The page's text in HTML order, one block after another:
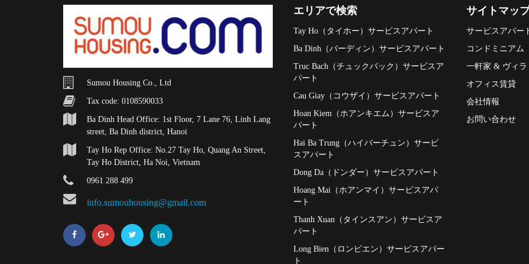
Sumou Housing Co., Ltd
Tax code: 0108590033
Ba Dinh Head Office: 1st Floor, 7 Lane 76, Linh Lang
street, Ba Dinh district, Hanoi
Tay Ho Rep Office: No.27 Tay Ho, Quang An Street,
Tay Ho District, Ha Noi, Vietnam
0961 288 499
info.sumouhousing@gmail.com
エリアで検索
Tay Ho（タイホー）サービスアパート
Ba Dinh（バーディン）サービスアパート
Truc Bach（チュックバック）サービスア
パート
Cau Giay（コウザイ）サービスアパート
Hoan Kiem（ホアンキエム）サービスア
パート
Hai Ba Trung（ハイバーチュン）サービ
スアパート
Dong Da（ドンダー）サービスアパート
Hoang Mai（ホアンマイ）サービスアパ
ート
Thanh Xuan（タインスアン）サービスア
パート
Long Bien（ロンビエン）サービスアパー
ト
サイトマッ
サービスアパー
コンドミニアム
一軒家 & ヴィラ
オフィス賃貸
会社情報
お問い合わせ